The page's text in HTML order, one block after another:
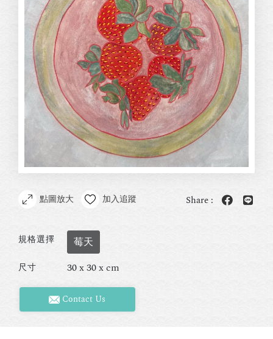
點圖放大 加入追蹤 Share :
規格選擇 莓天
尺寸 30 x 30 x cm
Contact Us